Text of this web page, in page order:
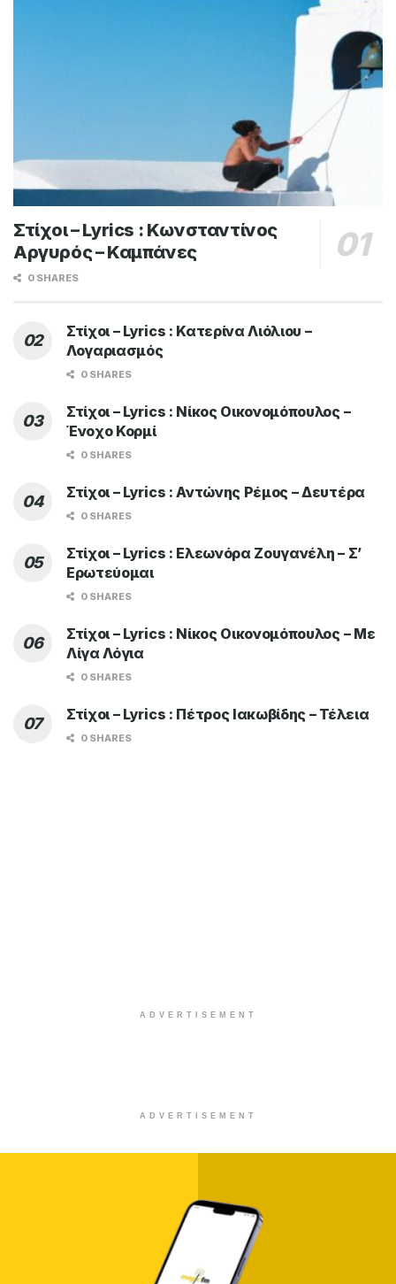
Στίχοι – Lyrics : Κωνσταντίνος
Αργυρός – Καμπάνες
0 SHARES
Στίχοι – Lyrics : Κατερίνα Λιόλιου –
Λογαριασμός
0 SHARES
Στίχοι – Lyrics : Νίκος Οικονομόπουλος –
Ένοχο Κορμί
0 SHARES
Στίχοι – Lyrics : Αντώνης Ρέμος – Δευτέρα
0 SHARES
Στίχοι – Lyrics : Ελεωνόρα Ζουγανέλη – Σ’
Ερωτεύομαι
0 SHARES
Στίχοι – Lyrics : Νίκος Οικονομόπουλος – Με
Λίγα Λόγια
0 SHARES
Στίχοι – Lyrics : Πέτρος Ιακωβίδης – Τέλεια
0 SHARES
ADVERTISEMENT
ADVERTISEMENT